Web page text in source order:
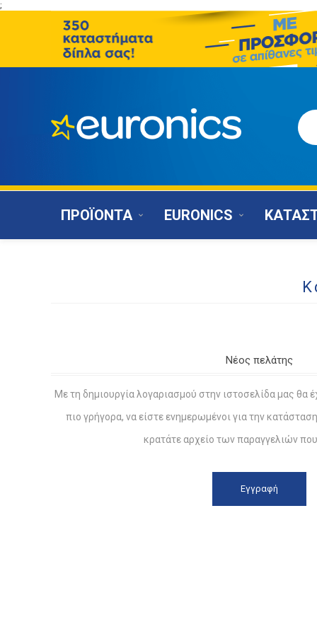
;
ΠΡΟΪΟΝΤΑ EURONICS
Νέος πελάτης
Με τη δημιουργία λογαριασμού στην ιστοσελίδα μας θα
πιο γρήγορα, να είστε ενημερωμένοι για την
κρατάτε αρχείο των παραγγελιών που